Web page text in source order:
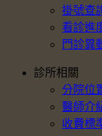
掛號查
看診進
門診異
診所相關
分院位
醫師介
收費標